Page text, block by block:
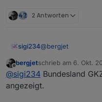
2 Antworten
sigi234@bergjet
Hmm.... sollten
Ok, im Skript Falsch
Offline
bergjetschrieb am 6. Okt.
zuletzt editiert von
@sigi234 Bundesland
angezeigt.